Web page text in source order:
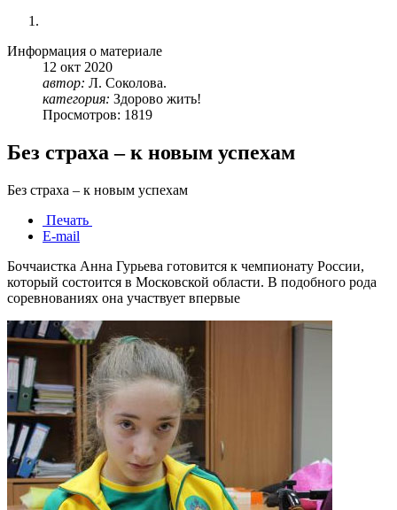
Информация о материале
12 окт 2020
автор: Л. Соколова.
категория: Здорово жить!
Просмотров: 1819
Без страха – к новым успехам
Без страха – к новым успехам
Печать
E-mail
Боччаистка Анна Гурьева готовится к чемпионату России,
который состоится в Московской области. В подобного рода
соревнованиях она участвует впервые